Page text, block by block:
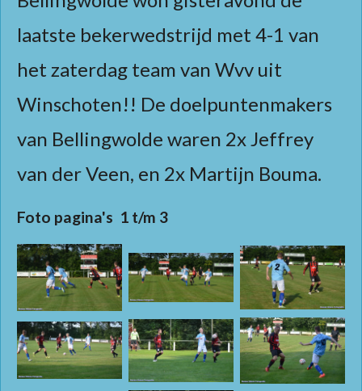
laatste bekerwedstrijd met 4-1 van
het zaterdag team van Wvv uit
Winschoten!! De doelpuntenmakers
van Bellingwolde waren 2x Jeffrey
van der Veen, en 2x Martijn Bouma.
Foto pagina's 1 t/m 3